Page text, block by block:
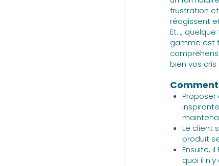
frustration
réagissent
Et...,
gamme est
bien vos cris
Le client
produit
Ensuite, il
quoi il